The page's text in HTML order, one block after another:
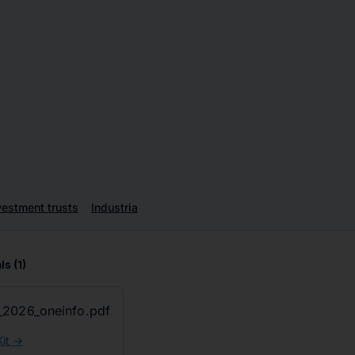
trusts Industria
(1)
->